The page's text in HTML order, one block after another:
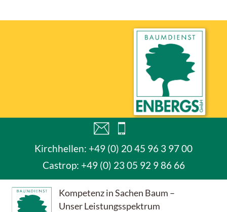
Kirchhellen: +49 (0) 20 45 96 3 97 00
Castrop: +49 (0) 23 05 92 9 86 66
Kompetenz in Sachen Baum –
Unser Leistungsspektrum